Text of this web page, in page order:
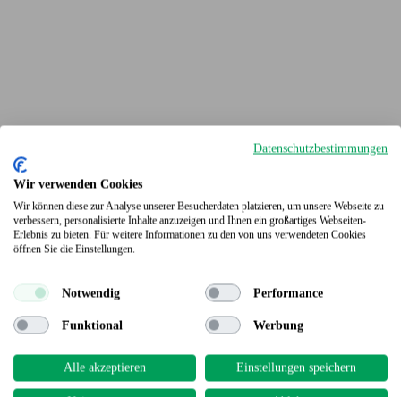
Terrassendielen
Datenschutzbestimmungen
Wir verwenden Cookies
Wir können diese zur Analyse unserer Besucherdaten platzieren, um unsere Webseite zu
verbessern, personalisierte Inhalte anzuzeigen und Ihnen ein großartiges Webseiten-
Erlebnis zu bieten. Für weitere Informationen zu den von uns verwendeten Cookies
öffnen Sie die Einstellungen.
Notwendig Performance
Funktional Werbung
Alle akzeptieren Einstellungen speichern